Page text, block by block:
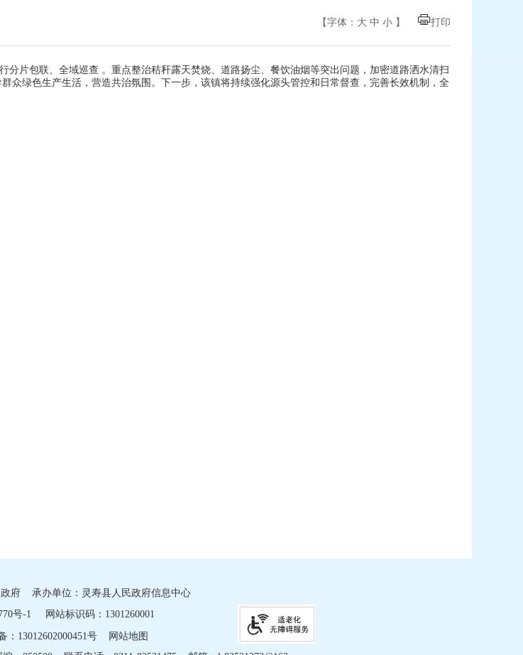
【字体： 大 中 小 】 打印
片包联、全域巡查 。重点整治秸秆露天焚烧、道路扬尘、餐饮油烟等突出问题，加密道路洒水清扫
众绿色生产生活，营造共治氛围。下一步，该镇将持续强化源头管控和日常督查，完善长效机制，全